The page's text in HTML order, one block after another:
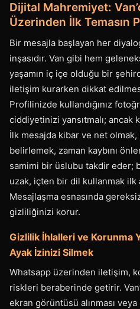
Dijital Mahremiyet:
Üzerinden İlk Temasın
Bir mesajla başlayan her
inşasıdır. Van gibi hem
yaşamın iç içe olduğu bir
iletişim kurarken dikkat
Profilinizde kullandığınız
ciddiyetinizi yansıtmalı;
İlk mesajda kibar ve net
belirlemek, zaman kaybını
samimi bir üslubu takdir eder;
uzak, içten bir dil kullanmak ilk
Mesajlaşma esnasında
gizliliğinizi korur.
Gizlilik İhlalleri ve Korunma
Ayak İzinizi Silmek
Whatsapp üzerinden iletişim,
riskleri beraberinde getirir.
ekran görüntüsü alınması